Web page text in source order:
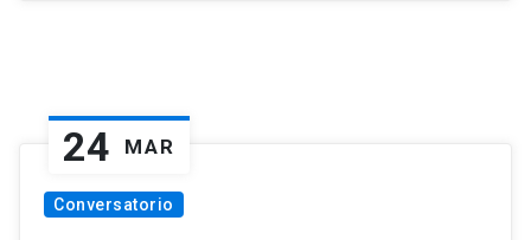
24 MAR
Conversatorio